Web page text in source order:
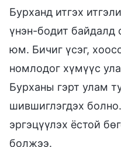
Бурханд итгэх
үнэн-бодит байдалд
юм. Бичиг үсэг,
номлодог хүмүүс
Бурханы гэрт улам
шившиглэгдэх
эргэцүүлэх ёстой
болжээ.